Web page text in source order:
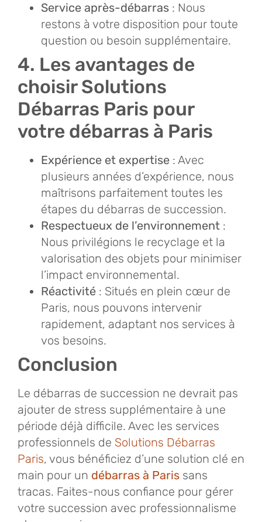
Service après-débarras : Nous
restons à votre disposition pour toute
question ou besoin supplémentaire.
4. Les avantages de
choisir Solutions
Débarras Paris pour
votre débarras à Paris
Expérience et expertise : Avec
plusieurs années d’expérience, nous
maîtrisons parfaitement toutes les
étapes du débarras de succession.
Respectueux de l’environnement :
Nous privilégions le recyclage et la
valorisation des objets pour minimiser
l’impact environnemental.
Réactivité : Situés en plein cœur de
Paris, nous pouvons intervenir
rapidement, adaptant nos services à
vos besoins.
Conclusion
Le débarras de succession ne devrait pas
ajouter de stress supplémentaire à une
période déjà difficile. Avec les services
professionnels de Solutions Débarras
Paris, vous bénéficiez d’une solution clé en
main pour un débarras à Paris sans
tracas. Faites-nous confiance pour gérer
votre succession avec professionnalisme